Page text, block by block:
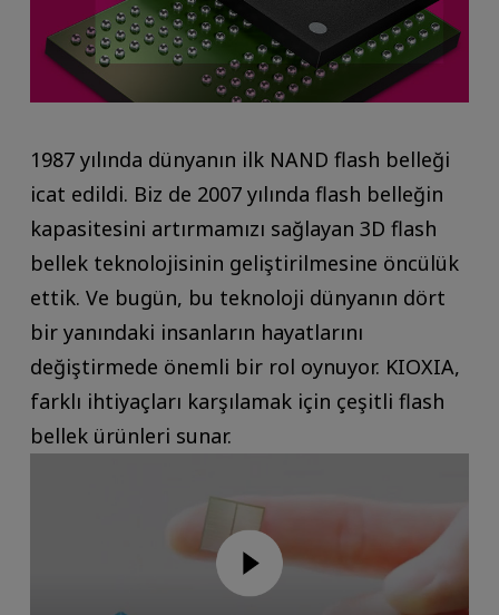
1987 yılında dünyanın ilk NAND flash belleği
icat edildi. Biz de 2007 yılında flash belleğin
kapasitesini artırmamızı sağlayan 3D flash
bellek teknolojisinin geliştirilmesine öncülük
ettik. Ve bugün, bu teknoloji dünyanın dört
bir yanındaki insanların hayatlarını
değiştirmede önemli bir rol oynuyor. KIOXIA,
farklı ihtiyaçları karşılamak için çeşitli flash
bellek ürünleri sunar.